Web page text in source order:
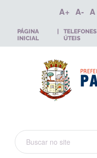
A+ A- A
PÁGINA
INICIAL
TELEFONES
ÚTEIS